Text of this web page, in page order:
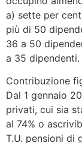
a) sette per
più di 50
36 a 50
a 35 dipendenti.
Contribuzione
Dal 1 gennaio
privati, cui sia
al 74% o
T.U. pensioni di